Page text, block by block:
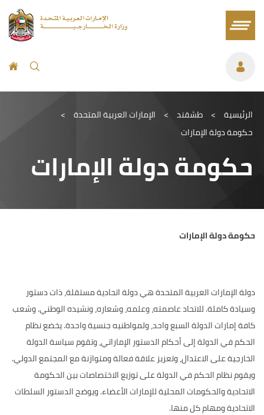
الرئيسية > طشقند > الإمارات العربية المتحدة >
حكومة دولة الإمارات
حكومة دولة الإمارات
حكومة دولة الإمارات
دولة الإمارات العربية المتحدة هي دولة اتحادية مستقلة، ذات دستور
وسيادة كاملة. للاتحاد عاصمته، وعلمه، وشعاره، ونشيده الوطني. وشعب
كافة إمارات الدولة السبع واحد، ولمواطنيه جنسية واحدة. يخضع نظام
الحكم في الدولة إلى أحكام الدستور الإماراتي، وتقوم سياسة الدولة
الخارجية على الاعتدال، وتعزيز علاقة فعالة ومتوازنة مع المجتمع الدولي.
ويقوم نظام الحكم في الدولة على توزيع الاختصاصات بين الحكومة
الاتحادية والحكومات المحلية للإمارات الأعضاء. ويوضح الدستور السلطات
الاتحادية ومهام كل منها.